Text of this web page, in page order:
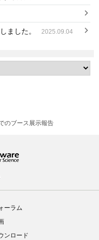
ました。 2025.09.04
のブース展示報告
ーラム
ンロード